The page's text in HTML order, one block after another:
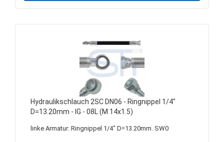
Hydraulikschlauch 2SC DN06 - Ringnippel 1/4"
D=13.20mm - IG - 08L (M 14x1.5)
linke Armatur: Ringnippel 1/4" D=13.20mm. SW0